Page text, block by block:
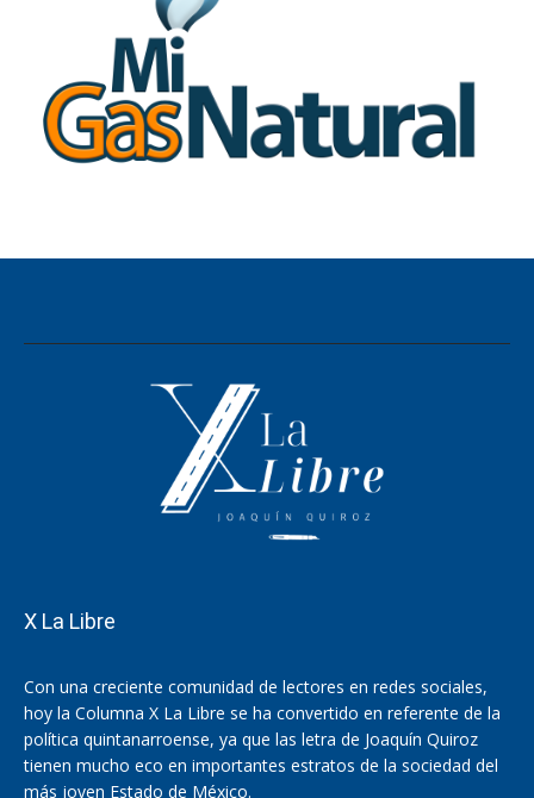
X La Libre
Con una creciente comunidad de lectores en redes sociales,
hoy la Columna X La Libre se ha convertido en referente de la
política quintanarroense, ya que las letra de Joaquín Quiroz
tienen mucho eco en importantes estratos de la sociedad del
más joven Estado de México.